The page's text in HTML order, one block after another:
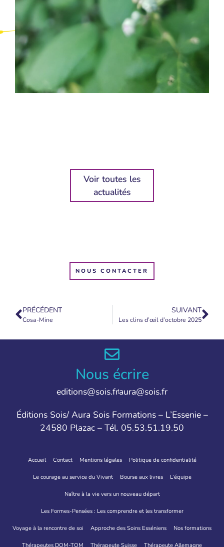
Voir toutes les
actualités
NOUS CONTACTER
PRÉCÉDENT
Cosa-Mine
SUIVANT
Les clins d’œil d’octobre 2025
Nous écrire
editions@sois.fraura@sois.fr
Éditions Sois/ Aura Sois Formations – L’Essenie –
24580 Plazac – Tél. 05.53.51.19.50
Accueil Contact Mentions légales Politique de confidentialité
Le courage au service du Vivant Bourse aux livres L’équipe
Naître à la vie vers un nouveau départ
Les Formes-Pensées : Les comprendre et les transformer
Voyage à la rencontre de soi Approche des Soins Esséniens Nos formations
Thérapeutes DOM-TOM Thérapeute Suisse Thérapeute Allemagne